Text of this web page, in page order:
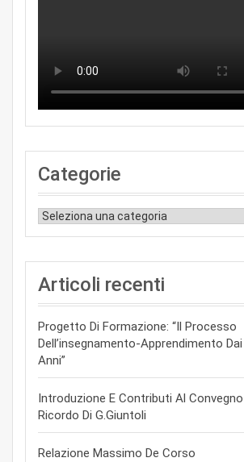
Categorie
Categorie
Articoli recenti
Progetto Di Formazione: “Il Processo
Dell’insegnamento-Apprendimento
Anni”
Introduzione E Contributi Al
Ricordo Di G.Giuntoli
Relazione Massimo De Corso